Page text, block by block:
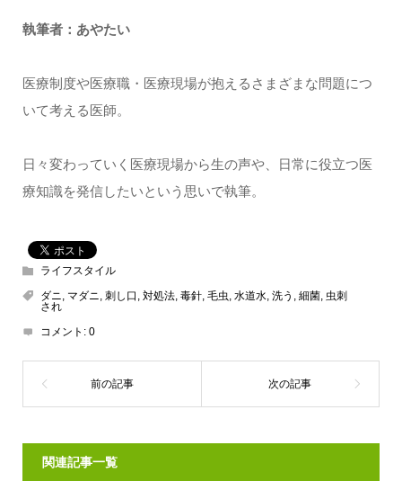
執筆者：あやたい
医療制度や医療職・医療現場が抱えるさまざまな問題につ
いて考える医師。
日々変わっていく医療現場から生の声や、日常に役立つ医
療知識を発信したいという思いで執筆。
ライフスタイル
ダニ, マダニ, 刺し口 , 対処法, 毒針, 毛虫, 水道水, 洗う , 細菌, 虫刺
され
コメント: 0
関連記事一覧